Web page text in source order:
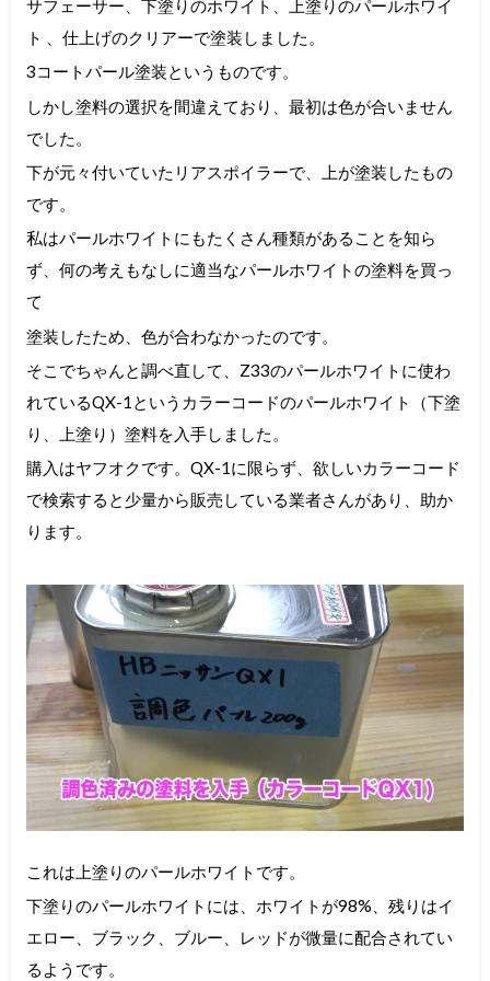
サフェーサー、下塗りのホワイト、上塗りのパールホワイ
ト 、仕上げのクリアーで塗装しました。
3コートパール塗装というものです。
しかし塗料の選択を間違えており、最初は色が合いません
でした。
下が元々付いていたリアスポイラーで、上が塗装したもの
です。
私はパールホワイトにもたくさん種類があることを知ら
ず、何の考えもなしに適当なパールホワイトの塗料を買っ
て
塗装したため、色が合わなかったのです。
そこでちゃんと調べ直して、Z33のパールホワイトに使わ
れているQX-1というカラーコードのパールホワイト（下塗
り、上塗り）塗料を入手しました。
購入はヤフオクです。QX-1に限らず、欲しいカラーコード
で検索すると少量から販売している業者さんがあり、助か
ります。
これは上塗りのパールホワイトです。
下塗りのパールホワイトには、ホワイトが98%、残りはイ
エロー、ブラック、ブルー、レッドが微量に配合されてい
るようです。